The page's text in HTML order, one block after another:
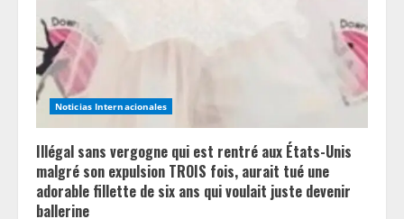
a
d
i
n
g
Noticias Internacionales
Illégal sans vergogne qui est rentré aux États-Unis
malgré son expulsion TROIS fois, aurait tué une
adorable fillette de six ans qui voulait juste devenir
ballerine